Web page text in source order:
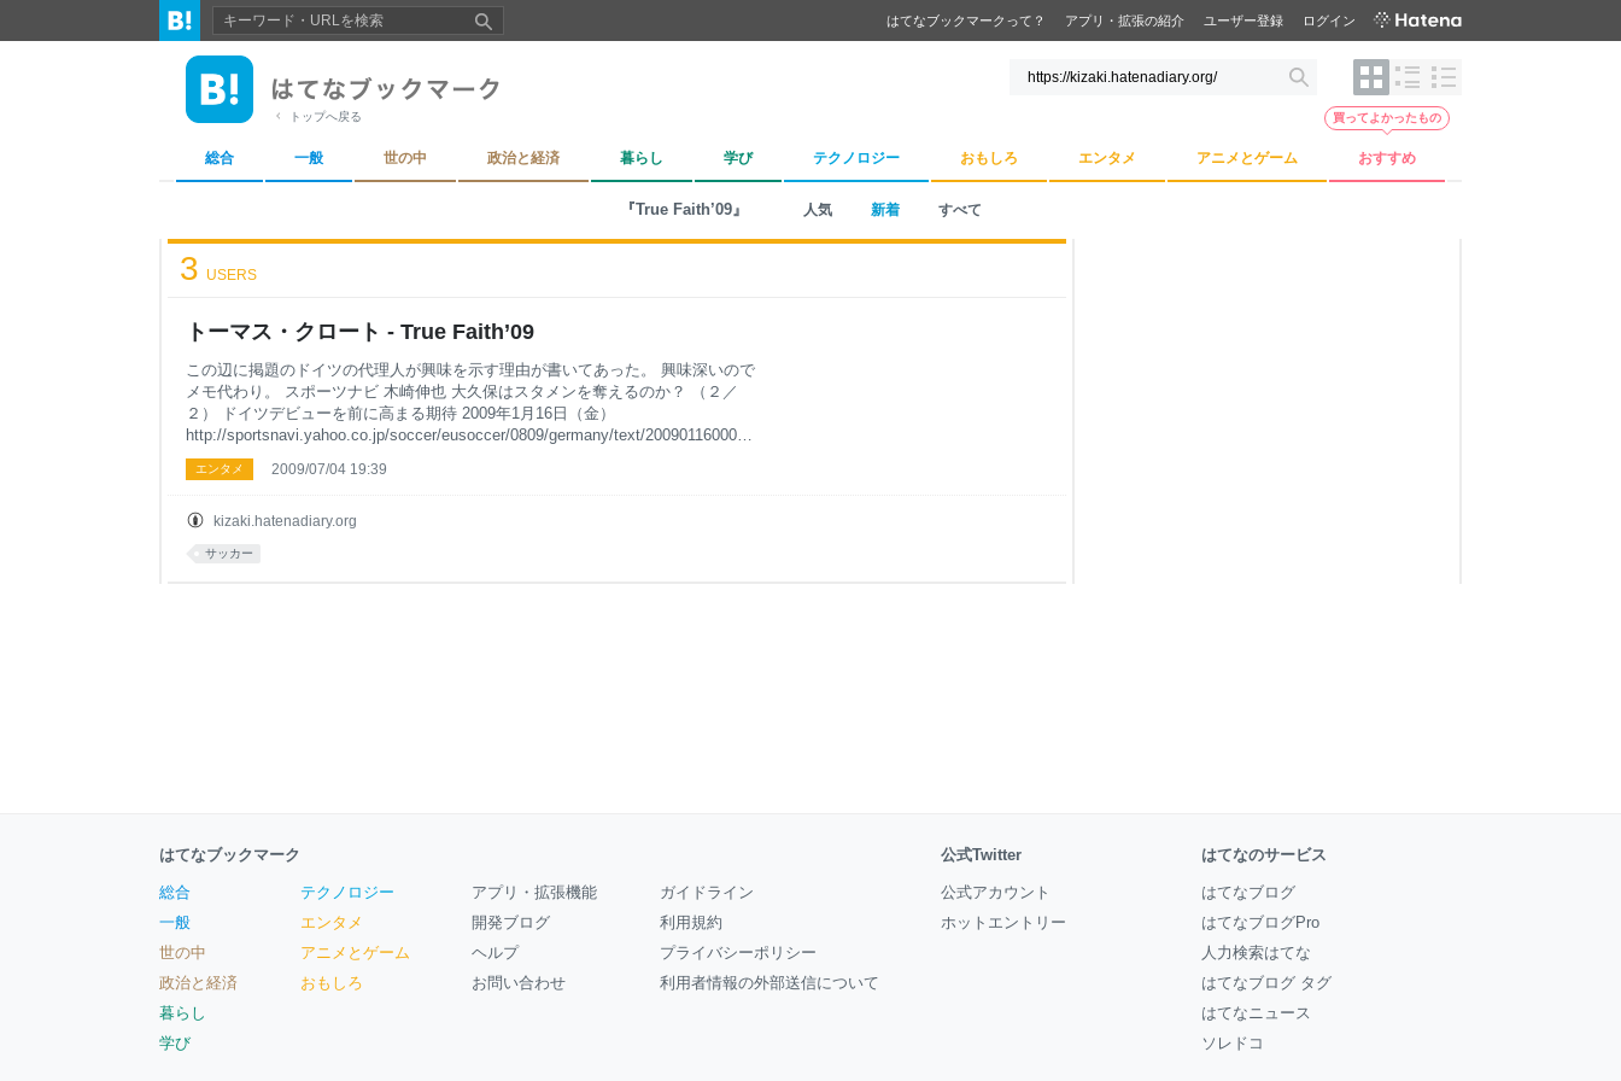
はてなブックマークって？ アプリ・拡張の紹介 ユーザー登録 ログイン
トップへ戻る
総合 一般 世の中 政治と経済 暮らし 学び テクノロジー おもしろ エンタメ アニメとゲーム おすすめ
買ってよかったもの
『True Faith’09』 人気 新着 すべて
トーマス・クロート - True Faith’09
3 USERS
kizaki.hatenadiary.org
この辺に掲題のドイツの代理人が興味を示す理由が書いてあった。 興味深いので
メモ代わり。 スポーツナビ 木崎伸也 大久保はスタメンを奪えるのか？ （２／
２） ドイツデビューを前に高まる期待 2009年1月16日（金）
http://sportsnavi.yahoo.co.jp/soccer/eusoccer/0809/germany/text/200901160001-
spnavi_2.html ■ドイツで日本人選手が増えている理由 それにしても、ここ最
近、なぜこれほどブンデスリーガに日本人が増えているのか？ ０７年夏に稲本潤
ーフムに小野伸二がやって来た。そして０９年１月、大久保がボルフスブルクに
入団。現在、計４人の日本人がドイツ１部でプレーしている。 「これは大きな驚
きではない」と言うのが、元浦和レッズ監督のギド・ブッ
エンタメ 2009/07/04 19:39
サッカー
はてなブックマーク
総合
一般
世の中
政治と経済
暮らし
学び
テクノロジー
エンタメ
アニメとゲーム
おもしろ
アプリ・拡張機能
開発ブログ
ヘルプ
お問い合わせ
ガイドライン
利用規約
プライバシーポリシー
利用者情報の外部送信について
公式Twitter
公式アカウント
ホットエントリー
はてなのサービス
はてなブログ
はてなブログPro
人力検索はてな
はてなブログ タグ
はてなニュース
ソレドコ